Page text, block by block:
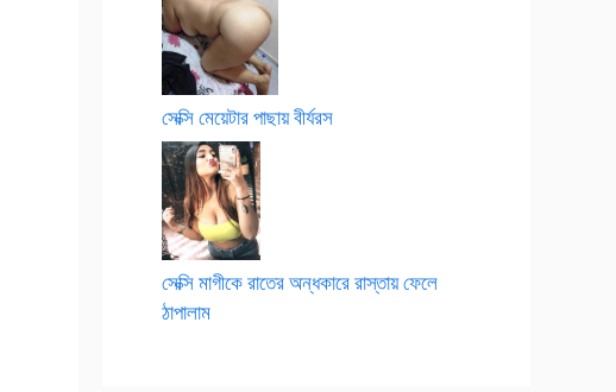
সেক্সি মেয়েটার পাছায় বীর্যরস
সেক্সি মাগীকে রাতের অন্ধকারে রাস্তায় ফেলে
ঠাপালাম